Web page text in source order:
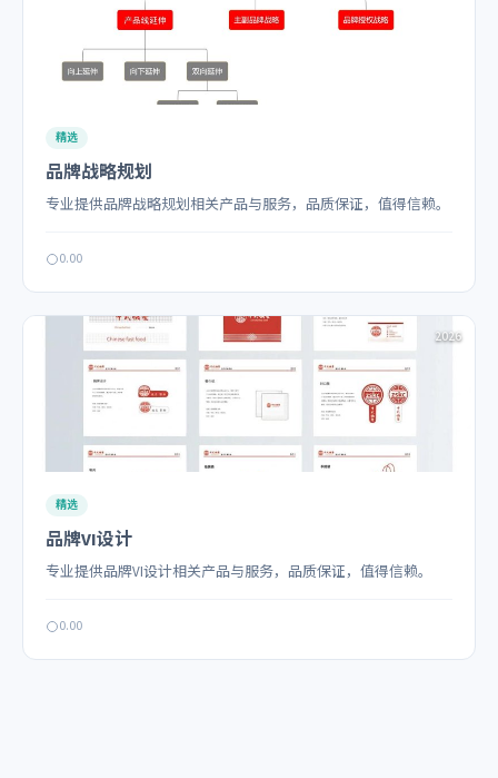
精选
品牌战略规划
专业提供品牌战略规划相关产品与服务，品质保证，值得信赖。
0.00
2026
精选
品牌VI设计
专业提供品牌VI设计相关产品与服务，品质保证，值得信赖。
0.00